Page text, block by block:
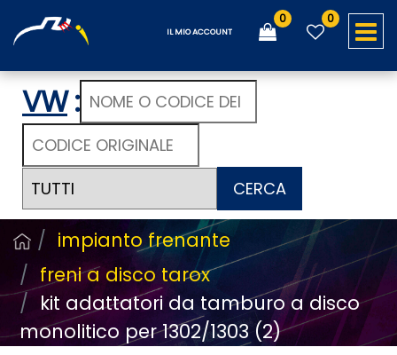
IL MIO ACCOUNT
0 0
VW:
CERCA
impianto frenante
freni a disco tarox
kit adattatori da tamburo a disco
monolitico per 1302/1303 (2)